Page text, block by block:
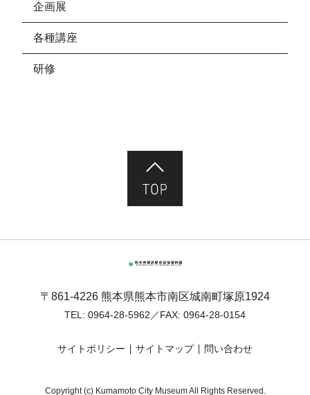
企画展
各種講座
研修
〒861-4226 熊本県熊本市南区城南町塚原1924
TEL: 0964-28-5962 ／FAX: 0964-28-0154
サイトポリシー サイトマップ 問い合わせ
Copyright (c) Kumamoto City Museum All Rights Reserved.